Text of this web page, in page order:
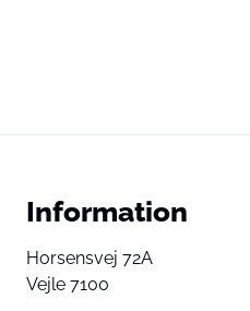
Information
Horsensvej 72A
Vejle 7100